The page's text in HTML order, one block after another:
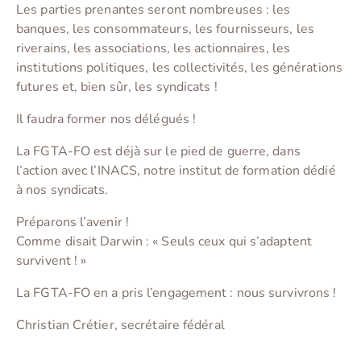
Les parties prenantes seront nombreuses : les
banques, les consommateurs, les fournisseurs, les
riverains, les associations, les actionnaires, les
institutions politiques, les collectivités, les générations
futures et, bien sûr, les syndicats !
Il faudra former nos délégués !
La FGTA-FO est déjà sur le pied de guerre, dans
l’action avec l’INACS, notre institut de formation dédié
à nos syndicats.
Préparons l’avenir !
Comme disait Darwin : « Seuls ceux qui s’adaptent
survivent ! »
La FGTA-FO en a pris l’engagement : nous survivrons !
Christian Crétier, secrétaire fédéral